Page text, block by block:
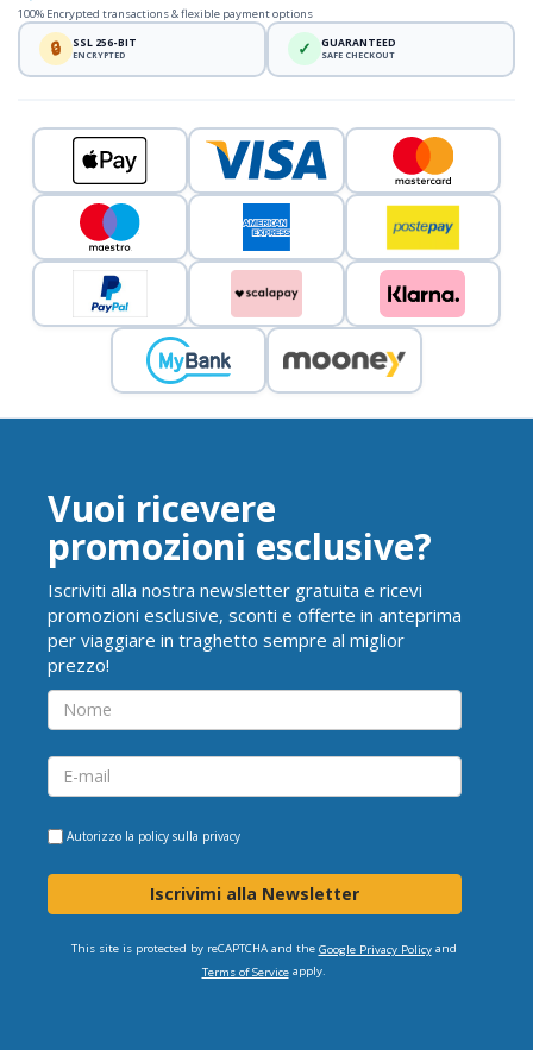
100% Encrypted transactions & flexible payment options
🔒 SSL 256-BIT
ENCRYPTED ✓ GUARANTEED
SAFE CHECKOUT
Vuoi ricevere
promozioni esclusive?
Iscriviti alla nostra newsletter gratuita e ricevi
promozioni esclusive, sconti e offerte in anteprima
per viaggiare in traghetto sempre al miglior
prezzo!
Autorizzo la policy sulla privacy
Iscrivimi alla Newsletter
This site is protected by reCAPTCHA and the Google Privacy Policyand
Terms of Serviceapply.